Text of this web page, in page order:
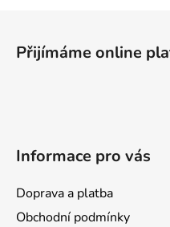
Přijímáme online
Informace pro vás
Doprava a platba
Obchodní podmínky